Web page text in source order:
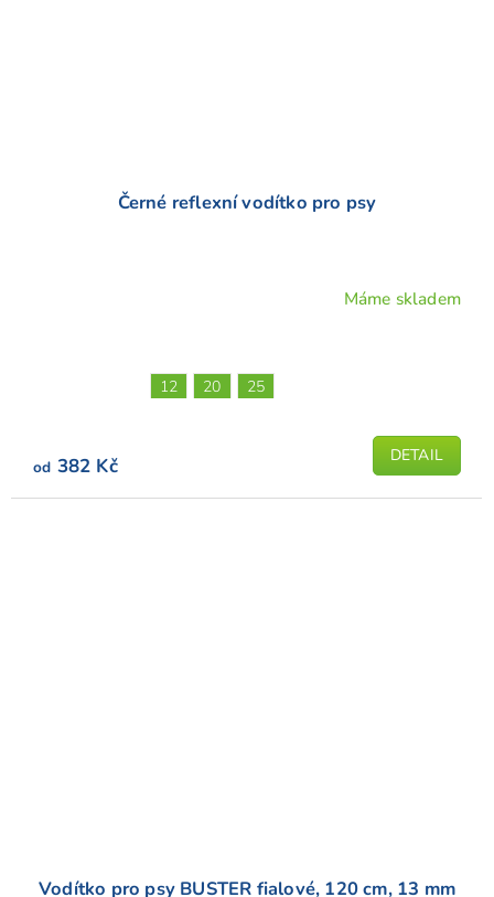
Černé reflexní vodítko pro psy
hvězdiček.
Máme skladem
od 382 Kč DETAIL
12 20 25
Vodítko pro psy BUSTER fialové, 120 cm, 13 mm